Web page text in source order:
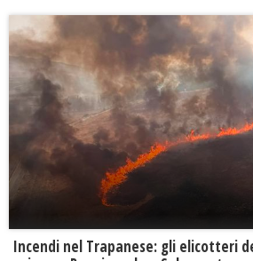
Incendi nel Trapanese: gli elicotteri